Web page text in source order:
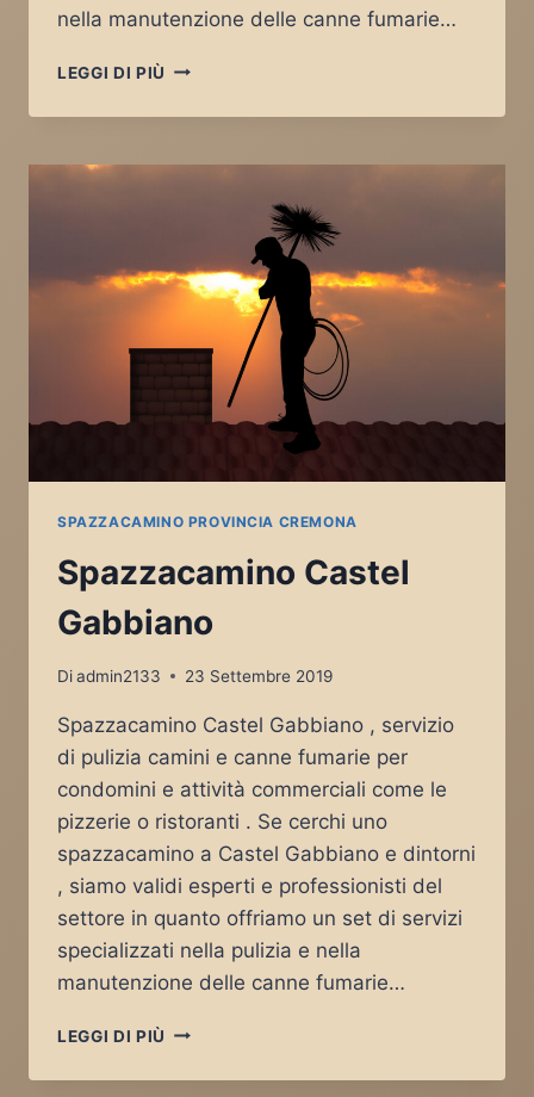
nella manutenzione delle canne fumarie…
LEGGI DI PIÙ SPAZZACAMINO
DATI
SPAZZACAMINO PROVINCIA CREMONA
Spazzacamino Castel
Gabbiano
Diadmin2133 23 Settembre 2019
Spazzacamino Castel Gabbiano , servizio
di pulizia camini e canne fumarie per
condomini e attività commerciali come le
pizzerie o ristoranti . Se cerchi uno
spazzacamino a Castel Gabbiano e dintorni
, siamo validi esperti e professionisti del
settore in quanto offriamo un set di servizi
specializzati nella pulizia e nella
manutenzione delle canne fumarie…
LEGGI DI PIÙ SPAZZACAMINO
GABBIANO